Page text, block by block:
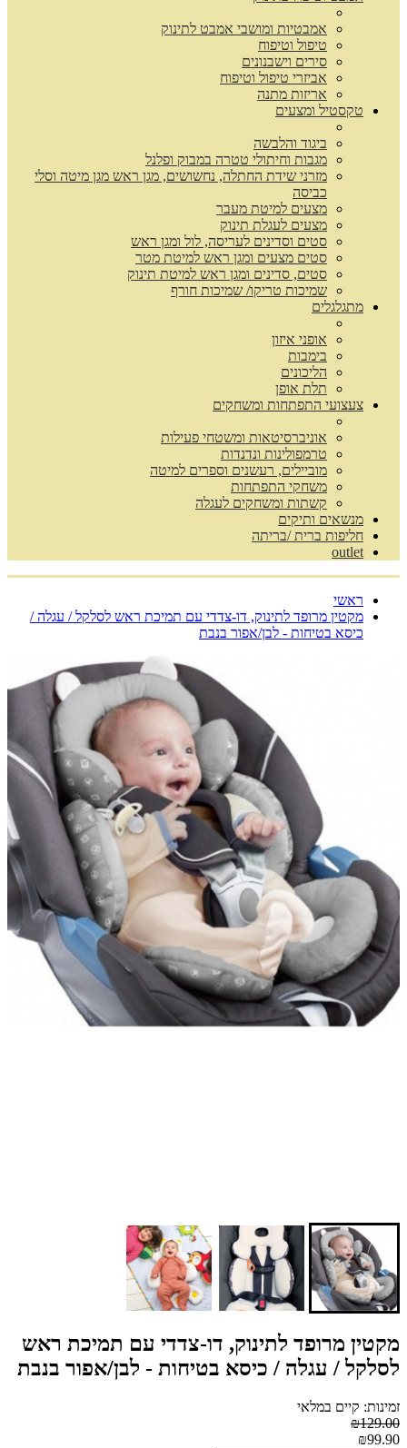
אמבטיות ומושבי אמבט לתינוק
טיפול וטיפוח
סירים וישבנונים
אביזרי טיפול וטיפוח
אריזות מתנה
טקסטיל ומצעים
ביגוד והלבשה
מגבות וחיתולי טטרה במבוק ופלנל
מזרני שידת החתלה, נחשושים, מגן ראש מגן מיטה וסלי
כביסה
מצעים למיטת מעבר
מצעים לעגלת תינוק
סטים וסדינים לעריסה, לול ומגן ראש
סטים מצעים ומגן ראש למיטת מטר
סטים, סדינים ומגן ראש למיטת תינוק
שמיכות טריקו/ שמיכות חורף
מתגלגלים
אופני איזון
בימבות
הליכונים
תלת אופן
צעצועי התפתחות ומשחקים
אוניברסיטאות ומשטחי פעילות
טרמפולינות ונדנדות
מוביילים, רעשנים וספרים למיטה
משחקי התפתחות
קשתות ומשחקים לעגלה
מנשאים ותיקים
חליפות ברית /בריתה
outlet
ראשי
מקטין מרופד לתינוק, דו-צדדי עם תמיכת ראש לסלקל / עגלה /
כיסא בטיחות - לבן/אפור בנבת
מקטין מרופד לתינוק, דו-צדדי עם תמיכת ראש
לסלקל / עגלה / כיסא בטיחות - לבן/אפור בנבת
זמינות: קיים במלאי
₪129.00
₪99.90